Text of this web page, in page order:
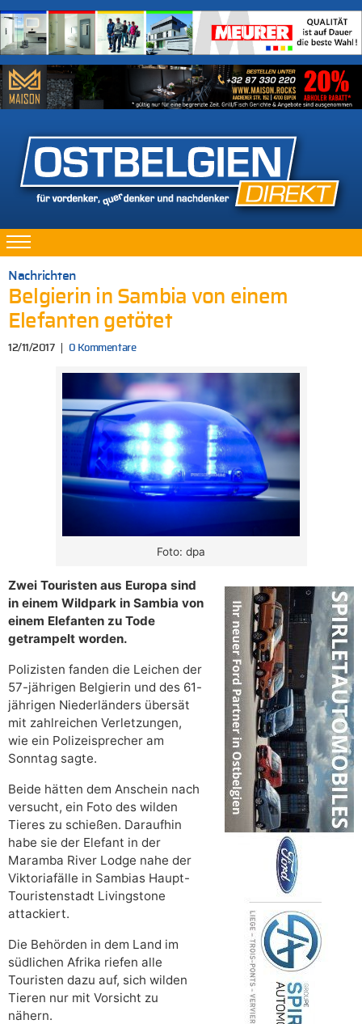
Nachrichten
Belgierin in Sambia von einem
Elefanten getötet
12/11/2017 0 Kommentare
Foto: dpa
Zwei Touristen aus Europa sind
in einem Wildpark in Sambia von
einem Elefanten zu Tode
getrampelt worden.
Polizisten fanden die Leichen der
57-jährigen Belgierin und des 61-
jährigen Niederländers übersät
mit zahlreichen Verletzungen,
wie ein Polizeisprecher am
Sonntag sagte.
Beide hätten dem Anschein nach
versucht, ein Foto des wilden
Tieres zu schießen. Daraufhin
habe sie der Elefant in der
Maramba River Lodge nahe der
Viktoriafälle in Sambias Haupt-
Touristenstadt Livingstone
attackiert.
Die Behörden in dem Land im
südlichen Afrika riefen alle
Touristen dazu auf, sich wilden
Tieren nur mit Vorsicht zu
nähern.